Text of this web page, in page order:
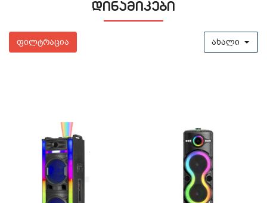
მობილურები
ნაძვის ხეები
საბავშვო
დინამიკები
ახალი
ფილტრაცია